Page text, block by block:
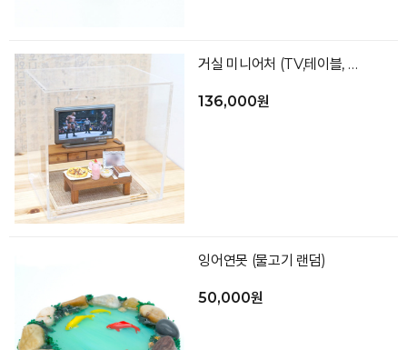
거실 미니어처 (TV,테이블, 케이스 등)
136,000원
잉어연못 (물고기 랜덤)
50,000원